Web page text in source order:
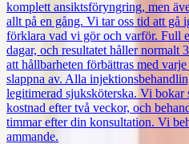
komplett ansiktsföryngring, men
allt på en gång. Vi tar oss tid att gå
förklara vad vi gör och varför. Full
dagar, och resultatet håller normalt
att hållbarheten förbättras med
slappna av. Alla
legitimerad sjuksköterska. Vi bokar
kostnad efter två veckor, och
timmar efter din konsultation. Vi
ammande.